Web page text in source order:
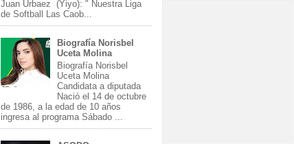
Juan Urbaez (Yiyo): " Nuestra Liga
de Softball Las Caob...
Biografía Norisbel
Uceta Molina
Biografía Norisbel
Uceta Molina
Candidata a diputada
Nació el 14 de octubre
de 1986, a la edad de 10 años
ingresa al programa Sábado ...